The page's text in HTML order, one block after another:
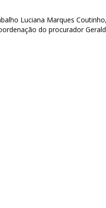
Luciana Marques
do procurador